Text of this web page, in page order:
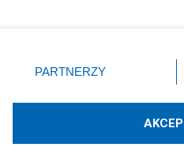
Technologię
zmienić/wycofać klikając
znajdujący się w lewym
rodzaje przetwarzania
użytkownika, ale masz prawo
PARTNERZY